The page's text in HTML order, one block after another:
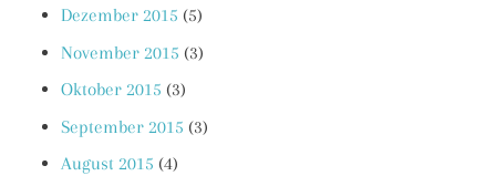
Dezember 2015 (5)
November 2015 (3)
Oktober 2015 (3)
September 2015 (3)
August 2015 (4)